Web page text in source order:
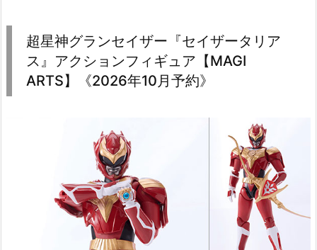
超星神グランセイザー『セイザータリア
ス』アクションフィギュア【MAGI
ARTS】《2026年10月予約》